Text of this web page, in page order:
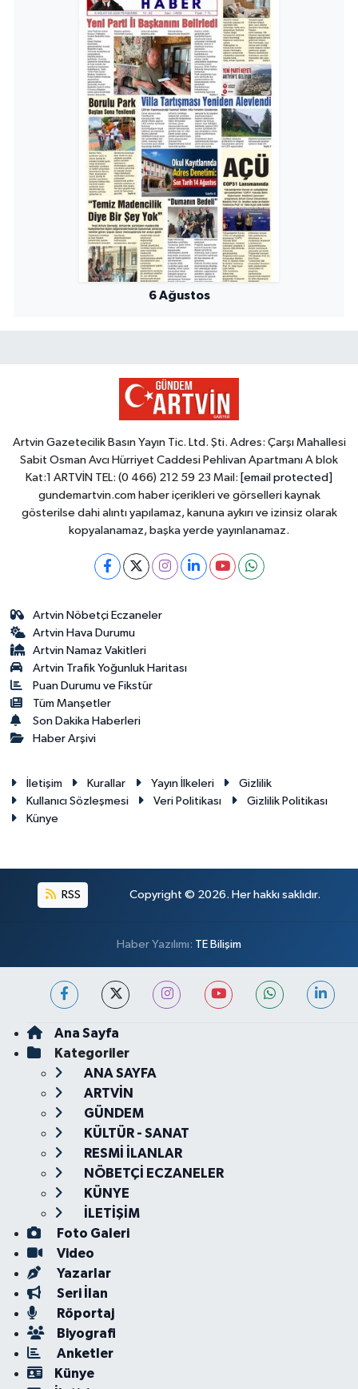
6 Ağustos
Artvin Gazetecilik Basın Yayın Tic. Ltd. Şti. Adres: Çarşı Mahallesi
Sabit Osman Avcı Hürriyet Caddesi Pehlivan Apartmanı A blok
Kat:1 ARTVİN TEL: (0 466) 212 59 23 Mail: [email protected]
gundemartvin.com haber içerikleri ve görselleri kaynak
gösterilse dahi alıntı yapılamaz, kanuna aykırı ve izinsiz olarak
kopyalanamaz, başka yerde yayınlanamaz.
Artvin Nöbetçi Eczaneler
Artvin Hava Durumu
Artvin Namaz Vakitleri
Artvin Trafik Yoğunluk Haritası
Puan Durumu ve Fikstür
Tüm Manşetler
Son Dakika Haberleri
Haber Arşivi
İletişim Kurallar Yayın İlkeleri
Gizlilik
Kullanıcı Sözleşmesi
Veri Politikası
Gizlilik Politikası
Künye
RSS Copyright © 2026. Her hakkı saklıdır.
Haber Yazılımı: TE Bilişim
Ana Sayfa
Kategoriler
ANA SAYFA
ARTVİN
GÜNDEM
KÜLTÜR - SANAT
RESMİ İLANLAR
NÖBETÇİ ECZANELER
KÜNYE
İLETİŞİM
Foto Galeri
Video
Yazarlar
Seri İlan
Röportaj
Biyografi
Anketler
Künye